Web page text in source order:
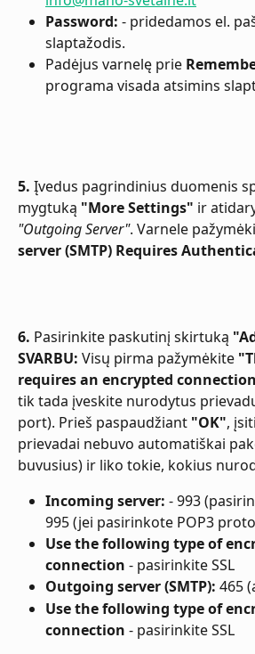
Password: - pridedamos el.
slaptažodis.
Padėjus varnelę prie
programa visada atsimins
5. Įvedus pagrindinius duomenis
mygtuką "More Settings" ir
"Outgoing Server". Varnele
server (SMTP) Requires
6. Pasirinkite paskutinį skirtuką
SVARBU: Visų pirma pažymėkite
requires an encrypted connection
tik tada įveskite nurodytus
port). Prieš paspaudžiant "OK",
prievadai nebuvo automatiškai
buvusius) ir liko tokie, kokius
Incoming server: - 993
995 (jei pasirinkote POP3
Use the following type of
connection - pasirinkite SSL
Outgoing server (SMTP): 465
Use the following type of
connection - pasirinkite SSL